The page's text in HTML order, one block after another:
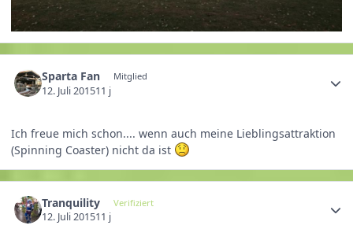
Sparta Fan Mitglied
12. Juli 201511 j
Ich freue mich schon.... wenn auch meine Lieblingsattraktion
(Spinning Coaster) nicht da ist
Tranquility Verifiziert
12. Juli 201511 j